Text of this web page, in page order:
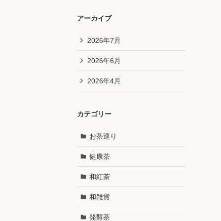
アーカイブ
2026年7月
2026年6月
2026年4月
カテゴリー
お茶巡り
健康茶
和紅茶
和雑貨
発酵茶